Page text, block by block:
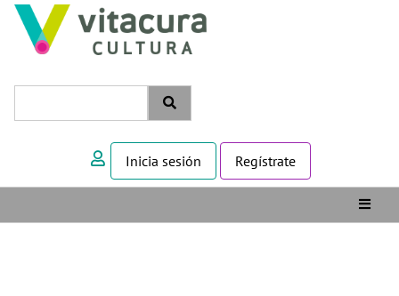
Inicia sesión Regístrate